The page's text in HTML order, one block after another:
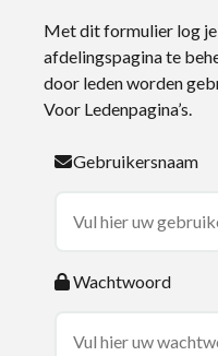
Met dit formulier log
afdelingspagina te
door leden worden
Voor Ledenpagina’s.
Gebruikersnaam
Wachtwoord